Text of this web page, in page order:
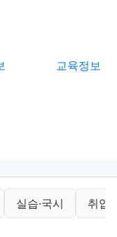
교육정보
실습·국시 취업